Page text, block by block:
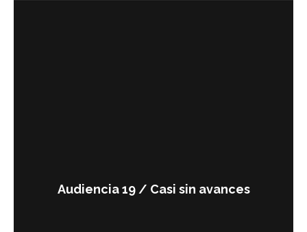
Audiencia 19 / Casi sin avances